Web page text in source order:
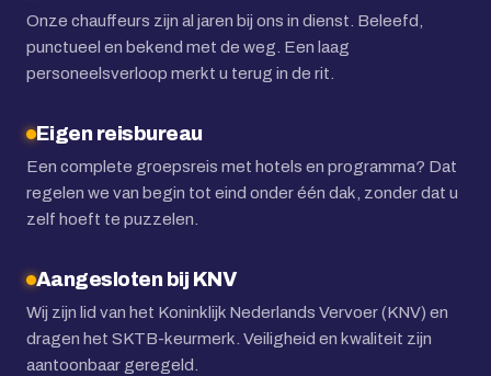
Onze chauffeurs zijn al jaren bij ons in dienst. Beleefd,
punctueel en bekend met de weg. Een laag
personeelsverloop merkt u terug in de rit.
Eigen reisbureau
Een complete groepsreis met hotels en programma? Dat
regelen we van begin tot eind onder één dak, zonder dat u
zelf hoeft te puzzelen.
Aangesloten bij KNV
Wij zijn lid van het Koninklijk Nederlands Vervoer (KNV) en
dragen het SKTB-keurmerk. Veiligheid en kwaliteit zijn
aantoonbaar geregeld.